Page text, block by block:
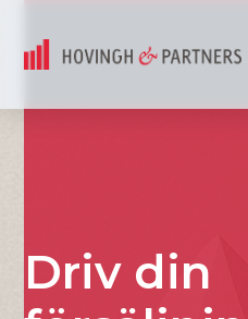
Driv din